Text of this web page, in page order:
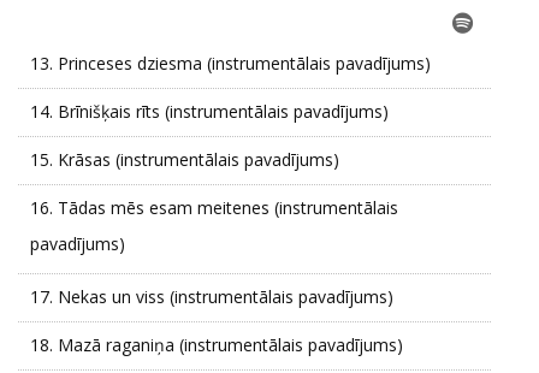
13. Princeses dziesma (instrumentālais pavadījums)
14. Brīnišķais rīts (instrumentālais pavadījums)
15. Krāsas (instrumentālais pavadījums)
16. Tādas mēs esam meitenes (instrumentālais
pavadījums)
17. Nekas un viss (instrumentālais pavadījums)
18. Mazā raganiņa (instrumentālais pavadījums)